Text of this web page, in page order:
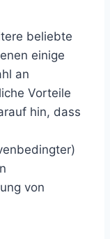
beliebte
einige
an
Vorteile
hin, dass
von